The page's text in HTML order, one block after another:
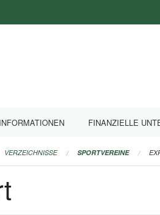
FINANZIELLE
VERZEICHNISSE SPORTVEREINE